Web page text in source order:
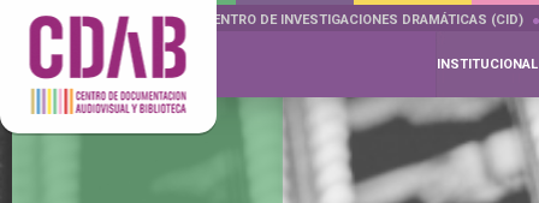
DOCUMENTA DRAMÁTICAS CENTRO DE INVESTIGACIONES DRAMÁTICAS (CID)
INSTITUCIONAL